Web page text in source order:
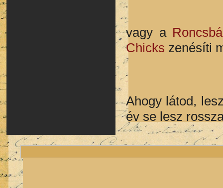
vagy a
Chicks zenésíti
Ahogy látod,
év se lesz